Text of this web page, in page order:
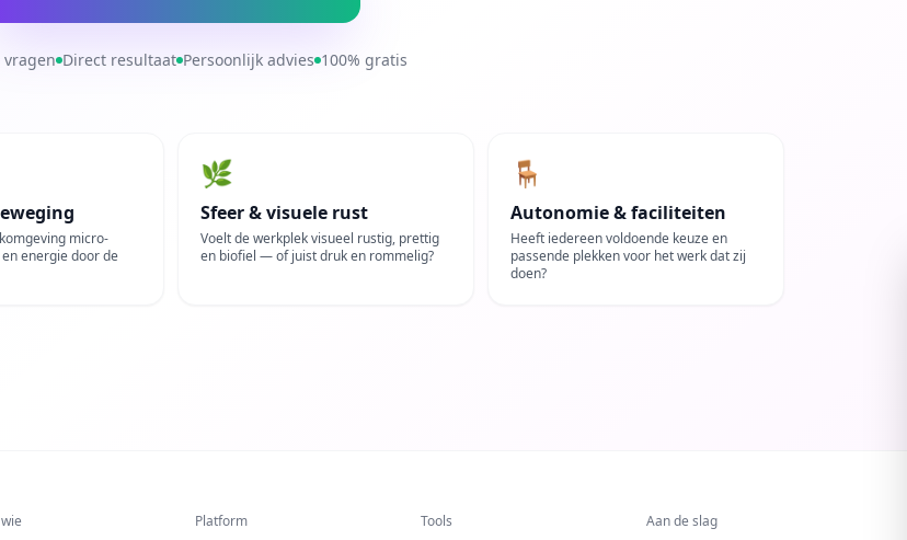
vragen Direct resultaat Persoonlijk advies 100% gratis
micro-
energie door de
🌿
Sfeer & visuele rust
Voelt de werkplek visueel rustig, prettig
en biofiel — of juist druk en rommelig?
🪑
Autonomie & faciliteiten
Heeft iedereen voldoende keuze en
passende plekken voor het werk dat zij
doen?
Platform Tools Aan de slag